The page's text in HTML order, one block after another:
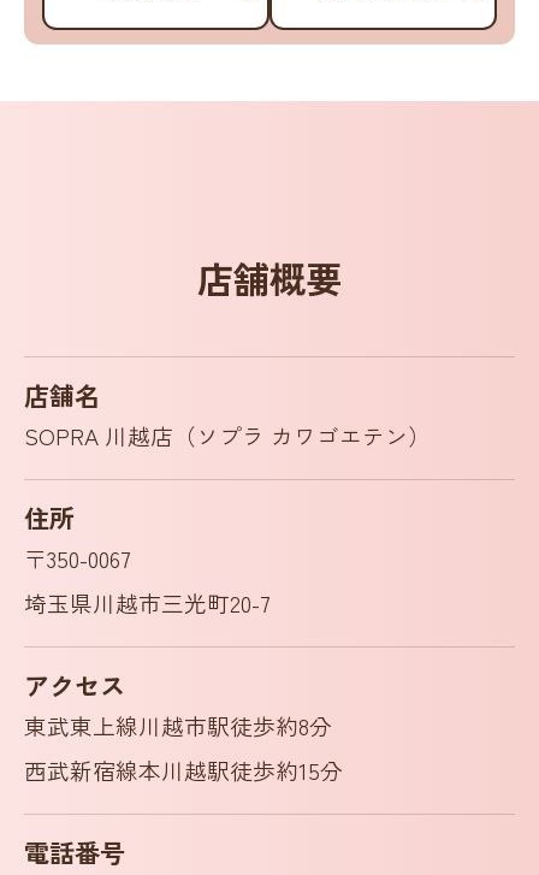
店舗概要
店舗名
SOPRA 川越店（ソプラ カワゴエテン）
住所
〒350-0067
埼玉県川越市三光町20-7
アクセス
東武東上線川越市駅徒歩約8分
西武新宿線本川越駅徒歩約15分
電話番号